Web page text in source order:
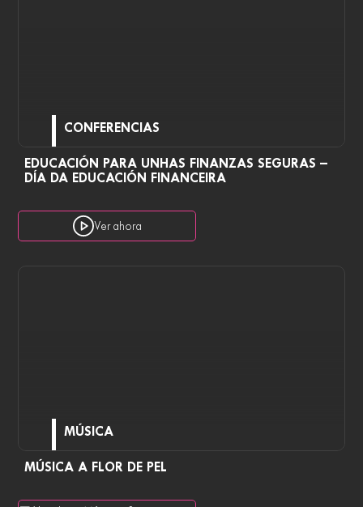
CONFERENCIAS
EDUCACIÓN PARA UNHAS FINANZAS SEGURAS –
DÍA DA EDUCACIÓN FINANCEIRA
Ver ahora
MÚSICA
MÚSICA A FLOR DE PEL